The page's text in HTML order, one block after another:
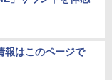
報はこのページで